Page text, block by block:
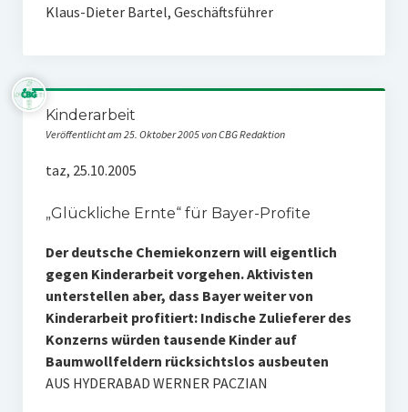
Klaus-Dieter Bartel, Geschäftsführer
Kinderarbeit
Veröffentlicht am 25. Oktober 2005 von CBG Redaktion
taz, 25.10.2005
„Glückliche Ernte“ für Bayer-Profite
Der deutsche Chemiekonzern will eigentlich
gegen Kinderarbeit vorgehen. Aktivisten
unterstellen aber, dass Bayer weiter von
Kinderarbeit profitiert: Indische Zulieferer des
Konzerns würden tausende Kinder auf
Baumwollfeldern rücksichtslos ausbeuten
AUS HYDERABAD WERNER PACZIAN